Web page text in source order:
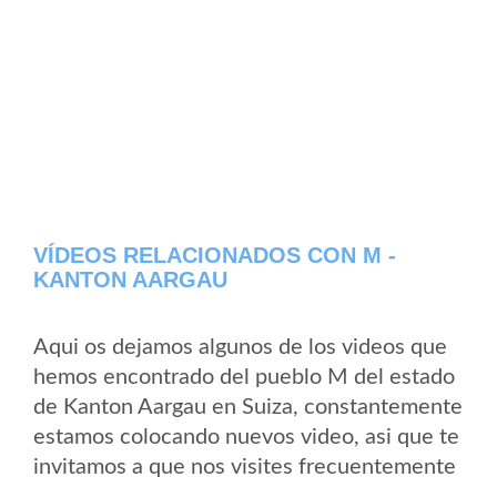
VÍDEOS RELACIONADOS CON M -
KANTON AARGAU
Aqui os dejamos algunos de los videos que
hemos encontrado del pueblo M del estado
de Kanton Aargau en Suiza, constantemente
estamos colocando nuevos video, asi que te
invitamos a que nos visites frecuentemente